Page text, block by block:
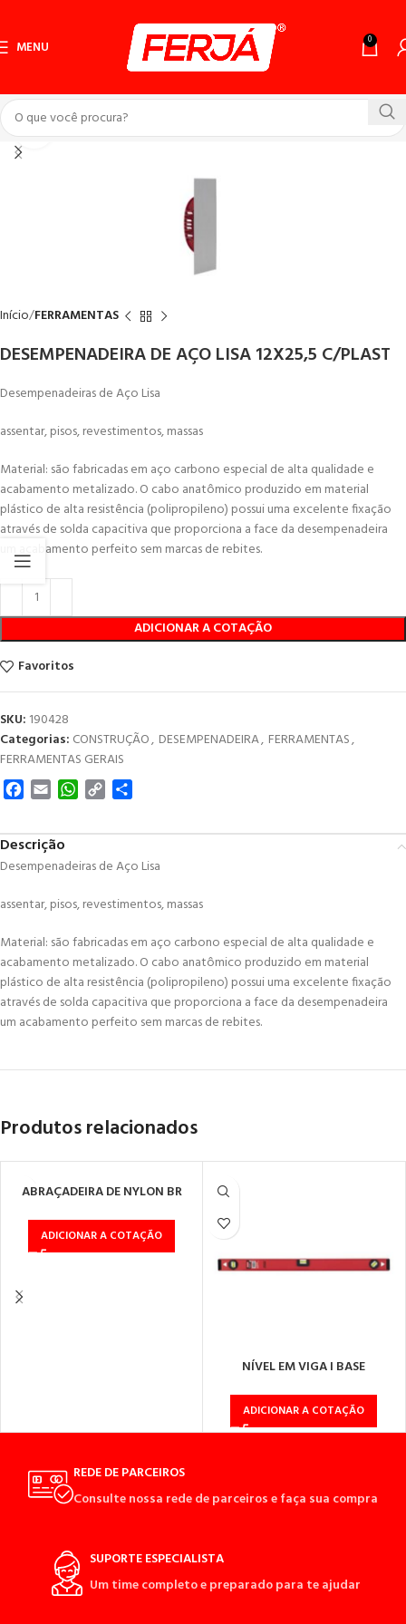
MENU 0
Click to enlarge
Início FERRAMENTAS
DESEMPENADEIRA DE AÇO LISA 12X25,5 C/PLAST
Desempenadeiras de Aço Lisa
assentar, pisos, revestimentos, massas
Material: são fabricadas em aço carbono especial de alta qualidade e
acabamento metalizado. O cabo anatômico produzido em material
plástico de alta resistência (polipropileno) possui uma excelente fixação
através de solda capacitiva que proporciona a face da desempenadeira
um acabamento perfeito sem marcas de rebites.
ADICIONAR A COTAÇÃO
Favoritos
SKU: 190428
Categorias: CONSTRUÇÃO, DESEMPENADEIRA, FERRAMENTAS,
FERRAMENTAS GERAIS
Facebook
Email WhatsApp
Copy
Descrição
Desempenadeiras de Aço Lisa
assentar, pisos, revestimentos, massas
Material: são fabricadas em aço carbono especial de alta qualidade e
acabamento metalizado. O cabo anatômico produzido em material
plástico de alta resistência (polipropileno) possui uma excelente fixação
através de solda capacitiva que proporciona a face da desempenadeira
um acabamento perfeito sem marcas de rebites.
Produtos relacionados
ABRAÇADEIRA DE NYLON BR
ADICIONAR A COTAÇÃO
NÍVEL EM VIGA I BASE
ADICIONAR A COTAÇÃO
REDE DE PARCEIROS
Consulte nossa rede de parceiros e faça sua compra
SUPORTE ESPECIALISTA
Um time completo e preparado para te ajudar